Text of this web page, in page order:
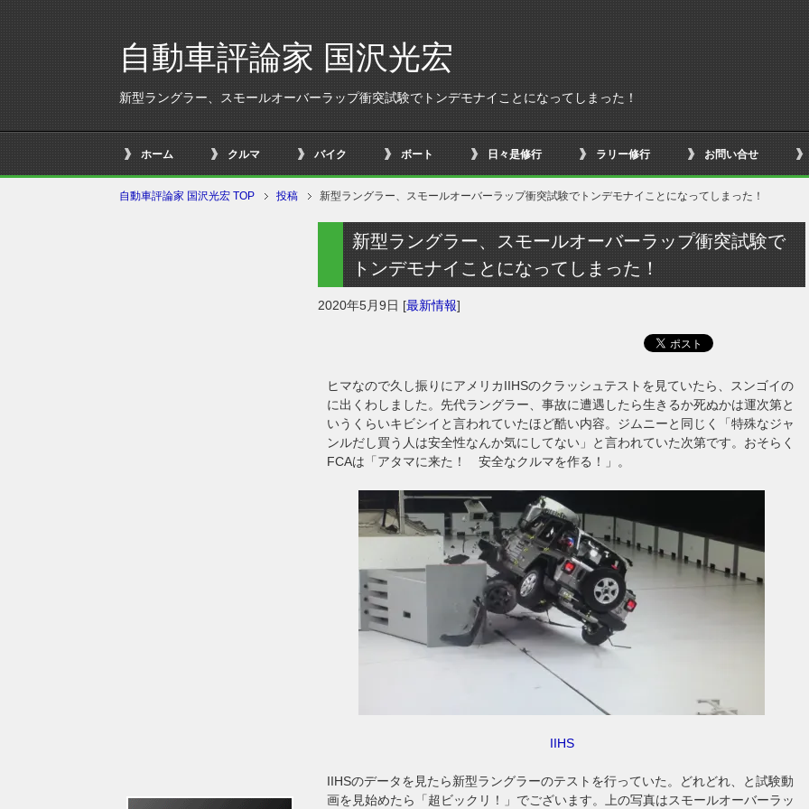
自動車評論家 国沢光宏
新型ラングラー、スモールオーバーラップ衝突試験でトンデモナイことになってしまった！
ホーム クルマ バイク ボート 日々是修行 ラリー修行 お問い合せ
自動車評論家 国沢光宏 TOP 投稿 新型ラングラー、スモールオーバーラップ衝突試験でトンデモナイことになってしまった！
新型ラングラー、スモールオーバーラップ衝突試験で
トンデモナイことになってしまった！
2020年5月9日 [最新情報]
ヒマなので久し振りにアメリカIIHSのクラッシュテストを見ていたら、スンゴイの
に出くわしました。先代ラングラー、事故に遭遇したら生きるか死ぬかは運次第と
いうくらいキビシイと言われていたほど酷い内容。ジムニーと同じく「特殊なジャ
ンルだし買う人は安全性なんか気にしてない」と言われていた次第です。おそらく
FCAは「アタマに来た！ 安全なクルマを作る！」。
IIHS
IIHSのデータを見たら新型ラングラーのテストを行っていた。どれどれ、と試験動
画を見始めたら「超ビックリ！」でございます。上の写真はスモールオーバーラッ